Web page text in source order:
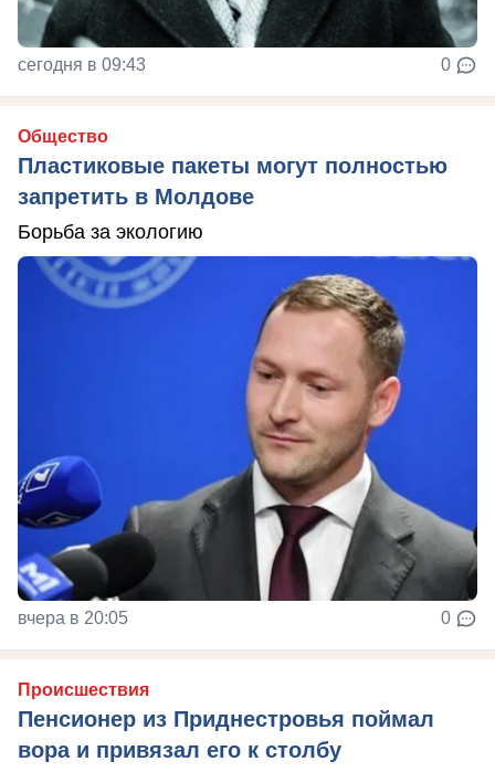
сегодня в 09:43 0
Общество
Пластиковые пакеты могут полностью
запретить в Молдове
Борьба за экологию
вчера в 20:05 0
Происшествия
Пенсионер из Приднестровья поймал
вора и привязал его к столбу